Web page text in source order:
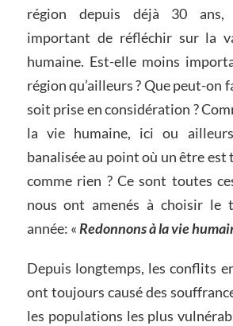
région depuis déjà 30 ans,
important de réfléchir sur la
humaine. Est-elle moins
région qu’ailleurs ? Que peut-on
soit prise en considération ?
la vie humaine, ici ou
banalisée au point où un être est
comme rien ? Ce sont toutes
nous ont amenés à choisir le
année: «Redonnons à la vie
Depuis longtemps, les conflits
ont toujours causé des
les populations les plus